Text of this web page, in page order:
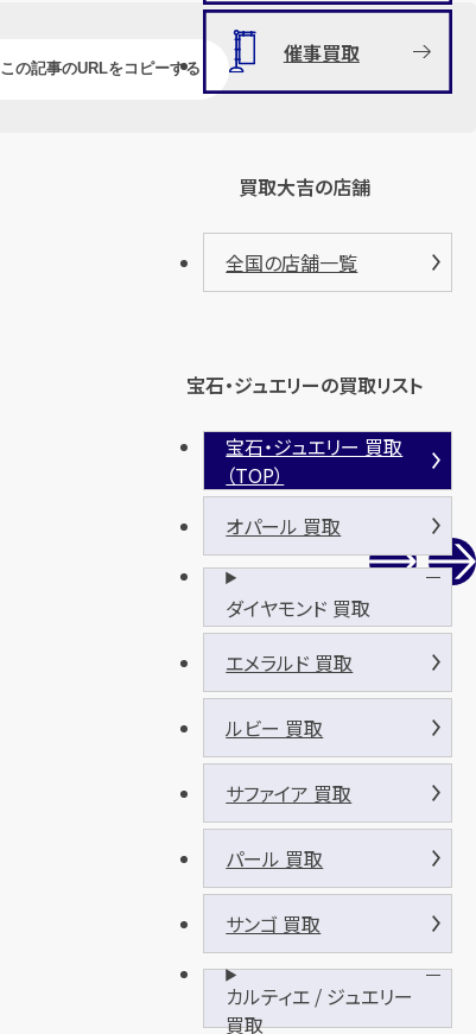
この記事のURLをコピーする
催事買取
買取大吉の店舗
全国の店舗一覧
宝石・ジュエリーの買取リスト
宝石・ジュエリー 買取
（TOP）
オパール 買取
ダイヤモンド 買取
エメラルド 買取
ルビー 買取
サファイア 買取
パール 買取
サンゴ 買取
カルティエ / ジュエリー
買取